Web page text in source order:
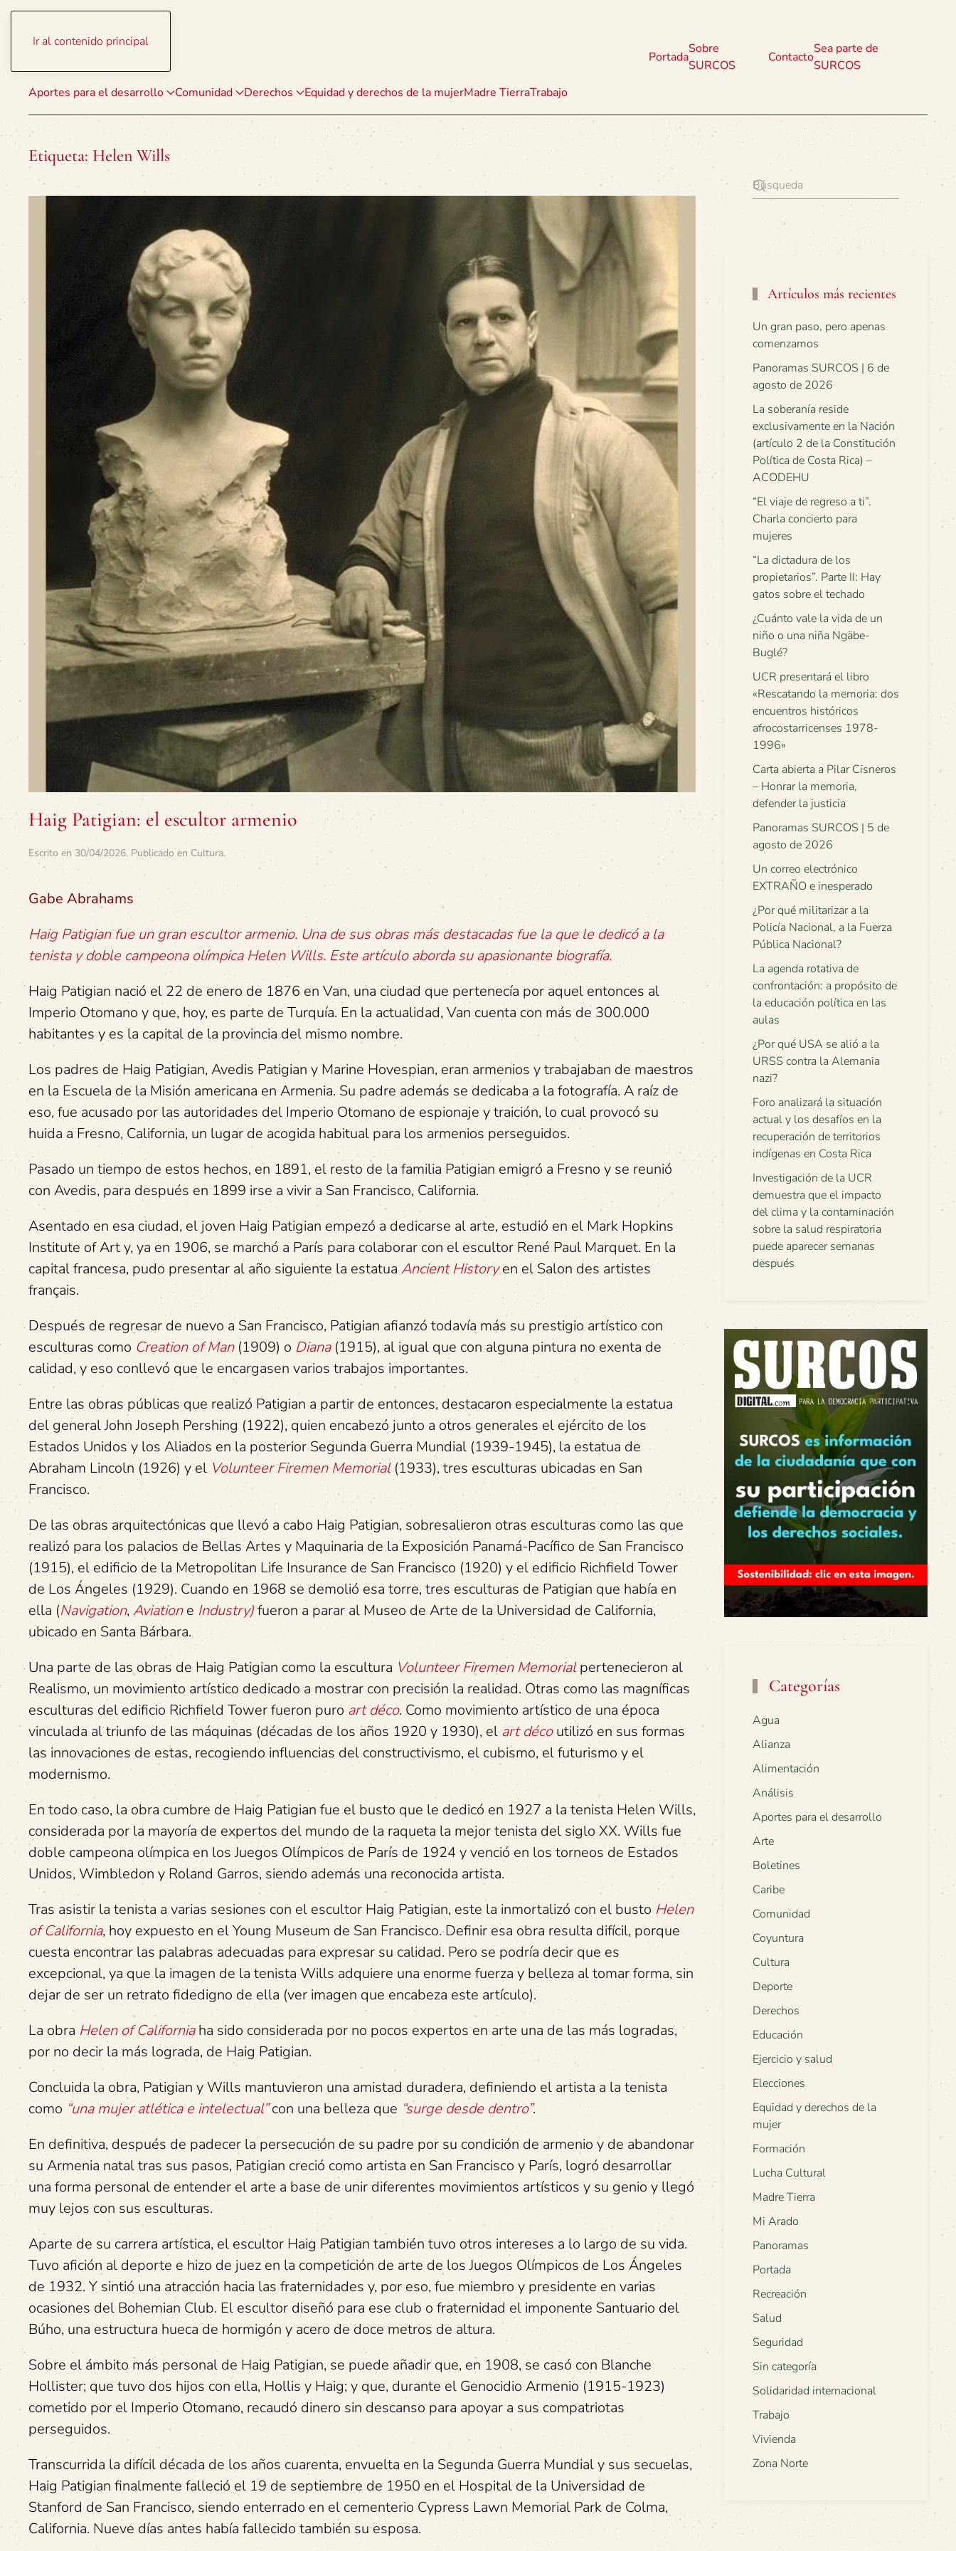
Ir al contenido principal
Aportes para el desarrollo Comunidad Derechos Equidad y derechos de la mujerMadre TierraTrabajo
Portada
Sobre
SURCOS
Contacto
Sea parte de
SURCOS
Etiqueta: Helen Wills
Haig Patigian: el escultor armenio
Escrito en 30/04/2026. Publicado en Cultura.
Gabe Abrahams
Haig Patigian fue un gran escultor armenio. Una de sus obras más destacadas fue la que le dedicó a la
tenista y doble campeona olímpica Helen Wills. Este artículo aborda su apasionante biografía.
Haig Patigian nació el 22 de enero de 1876 en Van, una ciudad que pertenecía por aquel entonces al
Imperio Otomano y que, hoy, es parte de Turquía. En la actualidad, Van cuenta con más de 300.000
habitantes y es la capital de la provincia del mismo nombre.
Los padres de Haig Patigian, Avedis Patigian y Marine Hovespian, eran armenios y trabajaban de maestros
en la Escuela de la Misión americana en Armenia. Su padre además se dedicaba a la fotografía. A raíz de
eso, fue acusado por las autoridades del Imperio Otomano de espionaje y traición, lo cual provocó su
huida a Fresno, California, un lugar de acogida habitual para los armenios perseguidos.
Pasado un tiempo de estos hechos, en 1891, el resto de la familia Patigian emigró a Fresno y se reunió
con Avedis, para después en 1899 irse a vivir a San Francisco, California.
Asentado en esa ciudad, el joven Haig Patigian empezó a dedicarse al arte, estudió en el Mark Hopkins
Institute of Art y, ya en 1906, se marchó a París para colaborar con el escultor René Paul Marquet. En la
capital francesa, pudo presentar al año siguiente la estatua Ancient Historyen el Salon des artistes
français.
Después de regresar de nuevo a San Francisco, Patigian afianzó todavía más su prestigio artístico con
esculturas como Creation of Man(1909) o Diana(1915), al igual que con alguna pintura no exenta de
calidad, y eso conllevó que le encargasen varios trabajos importantes.
Entre las obras públicas que realizó Patigian a partir de entonces, destacaron especialmente la estatua
del general John Joseph Pershing (1922), quien encabezó junto a otros generales el ejército de los
Estados Unidos y los Aliados en la posterior Segunda Guerra Mundial (1939-1945), la estatua de
Abraham Lincoln (1926) y el Volunteer Firemen Memorial(1933), tres esculturas ubicadas en San
Francisco.
De las obras arquitectónicas que llevó a cabo Haig Patigian, sobresalieron otras esculturas como las que
realizó para los palacios de Bellas Artes y Maquinaria de la Exposición Panamá-Pacífico de San Francisco
(1915), el edificio de la Metropolitan Life Insurance de San Francisco (1920) y el edificio Richfield Tower
de Los Ángeles (1929). Cuando en 1968 se demolió esa torre, tres esculturas de Patigian que había en
ella (Navigation, Aviatione Industry)fueron a parar al Museo de Arte de la Universidad de California,
ubicado en Santa Bárbara.
Una parte de las obras de Haig Patigian como la escultura Volunteer Firemen Memorialpertenecieron al
Realismo, un movimiento artístico dedicado a mostrar con precisión la realidad. Otras como las magníficas
esculturas del edificio Richfield Tower fueron puro art déco. Como movimiento artístico de una época
vinculada al triunfo de las máquinas (décadas de los años 1920 y 1930), el art découtilizó en sus formas
las innovaciones de estas, recogiendo influencias del constructivismo, el cubismo, el futurismo y el
modernismo.
En todo caso, la obra cumbre de Haig Patigian fue el busto que le dedicó en 1927 a la tenista Helen Wills,
considerada por la mayoría de expertos del mundo de la raqueta la mejor tenista del siglo XX. Wills fue
doble campeona olímpica en los Juegos Olímpicos de París de 1924 y venció en los torneos de Estados
Unidos, Wimbledon y Roland Garros, siendo además una reconocida artista.
Tras asistir la tenista a varias sesiones con el escultor Haig Patigian, este la inmortalizó con el busto Helen
of California, hoy expuesto en el Young Museum de San Francisco. Definir esa obra resulta difícil, porque
cuesta encontrar las palabras adecuadas para expresar su calidad. Pero se podría decir que es
excepcional, ya que la imagen de la tenista Wills adquiere una enorme fuerza y belleza al tomar forma, sin
dejar de ser un retrato fidedigno de ella (ver imagen que encabeza este artículo).
La obra Helen of Californiaha sido considerada por no pocos expertos en arte una de las más logradas,
por no decir la más lograda, de Haig Patigian.
Concluida la obra, Patigian y Wills mantuvieron una amistad duradera, definiendo el artista a la tenista
como “una mujer atlética e intelectual”con una belleza que “surge desde dentro”.
En definitiva, después de padecer la persecución de su padre por su condición de armenio y de abandonar
su Armenia natal tras sus pasos, Patigian creció como artista en San Francisco y París, logró desarrollar
una forma personal de entender el arte a base de unir diferentes movimientos artísticos y su genio y llegó
muy lejos con sus esculturas.
Aparte de su carrera artística, el escultor Haig Patigian también tuvo otros intereses a lo largo de su vida.
Tuvo afición al deporte e hizo de juez en la competición de arte de los Juegos Olímpicos de Los Ángeles
de 1932. Y sintió una atracción hacia las fraternidades y, por eso, fue miembro y presidente en varias
ocasiones del Bohemian Club. El escultor diseñó para ese club o fraternidad el imponente Santuario del
Búho, una estructura hueca de hormigón y acero de doce metros de altura.
Sobre el ámbito más personal de Haig Patigian, se puede añadir que, en 1908, se casó con Blanche
Hollister; que tuvo dos hijos con ella, Hollis y Haig; y que, durante el Genocidio Armenio (1915-1923)
cometido por el Imperio Otomano, recaudó dinero sin descanso para apoyar a sus compatriotas
perseguidos.
Transcurrida la difícil década de los años cuarenta, envuelta en la Segunda Guerra Mundial y sus secuelas,
Haig Patigian finalmente falleció el 19 de septiembre de 1950 en el Hospital de la Universidad de
Stanford de San Francisco, siendo enterrado en el cementerio Cypress Lawn Memorial Park de Colma,
California. Nueve días antes había fallecido también su esposa.
Artículos más recientes
Un gran paso, pero apenas
comenzamos
Panoramas SURCOS | 6 de
agosto de 2026
La soberanía reside
exclusivamente en la Nación
(artículo 2 de la Constitución
Política de Costa Rica) –
ACODEHU
“El viaje de regreso a ti”.
Charla concierto para
mujeres
“La dictadura de los
propietarios”. Parte II: Hay
gatos sobre el techado
¿Cuánto vale la vida de un
niño o una niña Ngäbe-
Buglé?
UCR presentará el libro
«Rescatando la memoria: dos
encuentros históricos
afrocostarricenses 1978-
1996»
Carta abierta a Pilar Cisneros
– Honrar la memoria,
defender la justicia
Panoramas SURCOS | 5 de
agosto de 2026
Un correo electrónico
EXTRAÑO e inesperado
¿Por qué militarizar a la
Policía Nacional, a la Fuerza
Pública Nacional?
La agenda rotativa de
confrontación: a propósito de
la educación política en las
aulas
¿Por qué USA se alió a la
URSS contra la Alemania
nazi?
Foro analizará la situación
actual y los desafíos en la
recuperación de territorios
indígenas en Costa Rica
Investigación de la UCR
demuestra que el impacto
del clima y la contaminación
sobre la salud respiratoria
puede aparecer semanas
después
Categorías
Agua
Alianza
Alimentación
Análisis
Aportes para el desarrollo
Arte
Boletines
Caribe
Comunidad
Coyuntura
Cultura
Deporte
Derechos
Educación
Ejercicio y salud
Elecciones
Equidad y derechos de la
mujer
Formación
Lucha Cultural
Madre Tierra
Mi Arado
Panoramas
Portada
Recreación
Salud
Seguridad
Sin categoría
Solidaridad internacional
Trabajo
Vivienda
Zona Norte